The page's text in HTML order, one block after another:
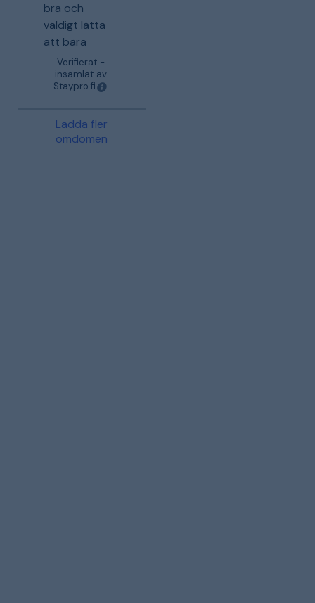
bra och
väldigt lätta
att bära
Verifierat -
insamlat av
Staypro.fi
Ladda fler
omdömen